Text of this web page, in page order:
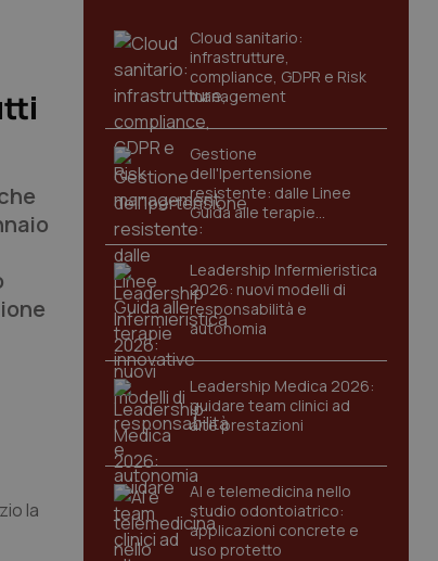
la
Cloud sanitario:
infrastrutture,
compliance, GDPR e Risk
management
Gestione
dell'Ipertensione
resistente: dalle Linee
Guida alle terapie
innovative
Leadership Infermieristica
2026: nuovi modelli di
responsabilità e
autonomia
Leadership Medica 2026:
guidare team clinici ad
alte prestazioni
AI e telemedicina nello
studio odontoiatrico:
applicazioni concrete e
uso protetto